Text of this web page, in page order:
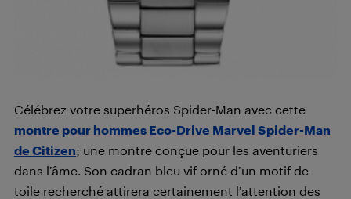
Célébrez votre superhéros Spider-Man avec cette
montre pour hommes Eco-Drive Marvel Spider-Man
de Citizen; une montre conçue pour les aventuriers
dans l’âme. Son cadran bleu vif orné d’un motif de
toile recherché attirera certainement l’attention des